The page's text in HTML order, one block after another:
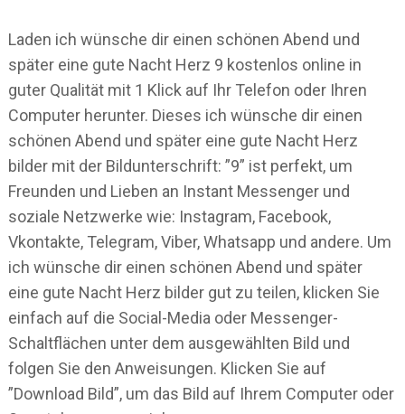
Laden ich wünsche dir einen schönen Abend und
später eine gute Nacht Herz 9 kostenlos online in
guter Qualität mit 1 Klick auf Ihr Telefon oder Ihren
Computer herunter. Dieses ich wünsche dir einen
schönen Abend und später eine gute Nacht Herz
bilder mit der Bildunterschrift: ”9” ist perfekt, um
Freunden und Lieben an Instant Messenger und
soziale Netzwerke wie: Instagram, Facebook,
Vkontakte, Telegram, Viber, Whatsapp und andere. Um
ich wünsche dir einen schönen Abend und später
eine gute Nacht Herz bilder gut zu teilen, klicken Sie
einfach auf die Social-Media oder Messenger-
Schaltflächen unter dem ausgewählten Bild und
folgen Sie den Anweisungen. Klicken Sie auf
”Download Bild”, um das Bild auf Ihrem Computer oder